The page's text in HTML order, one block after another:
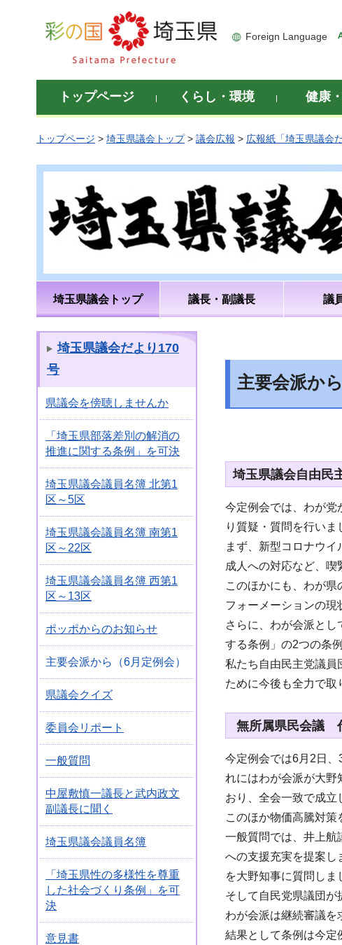
彩の国 埼玉県
Foreign Language
トップページ くらし・環境 健康
トップページ > 埼玉県議会トップ> 議会広報 > 広報紙「埼玉県議会
埼玉県議会トップ 議長・副議長 議
埼玉県議会だより170
号
県議会を傍聴しませんか
「埼玉県部落差別の解消の
推進に関する条例」を可決
埼玉県議会議員名簿 北第1
区～5区
埼玉県議会議員名簿 南第1
区～22区
埼玉県議会議員名簿 西第1
区～13区
ポッポからのお知らせ
主要会派から（6月定例会）
県議会クイズ
委員会リポート
一般質問
中屋敷慎一議長と武内政文
副議長に聞く
埼玉県議会議員名簿
「埼玉県性の多様性を尊重
した社会づくり条例」を可
決
意見書
主要会派か
埼玉県議会自由
今定例会では、わが党
り質疑・質問を行いま
まず、新型コロナウ
成人への対応など、喫
このほかにも、わが
フォーメーションの現
さらに、わが会派と
する条例」の2つの条
私たち自由民主党議員
ために今後も全力で取
無所属県民会
今定例会では6月2日
れにはわが会派が大野
おり、全会一致で成立
このほか物価高騰対策
一般質問では、井上航
への支援充実を提案し
を大野知事に質問しま
そして自民党県議団が
わが会派は継続審議を
結果として条例は今定